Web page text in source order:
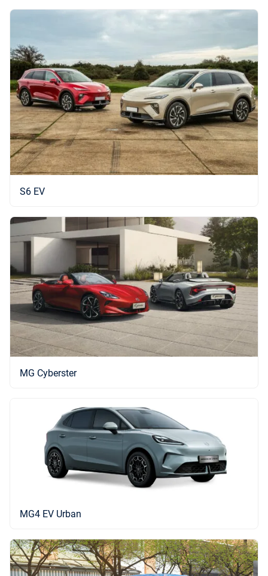
S6 EV
MG Cyberster
MG4 EV Urban